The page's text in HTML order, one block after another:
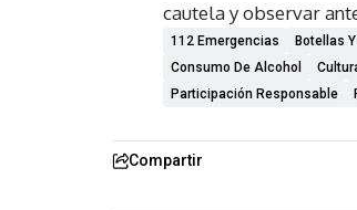
cautela y observar
112 Emergencias Botellas
Consumo De Alcohol
Participación Responsable
Compartir